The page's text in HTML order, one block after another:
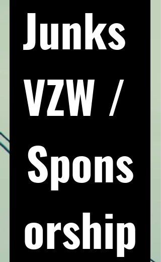
Junks
VZW /
Spons
orship